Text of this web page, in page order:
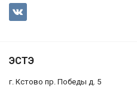
ЭСТЭ
г. Кстово пр. Победы д. 5